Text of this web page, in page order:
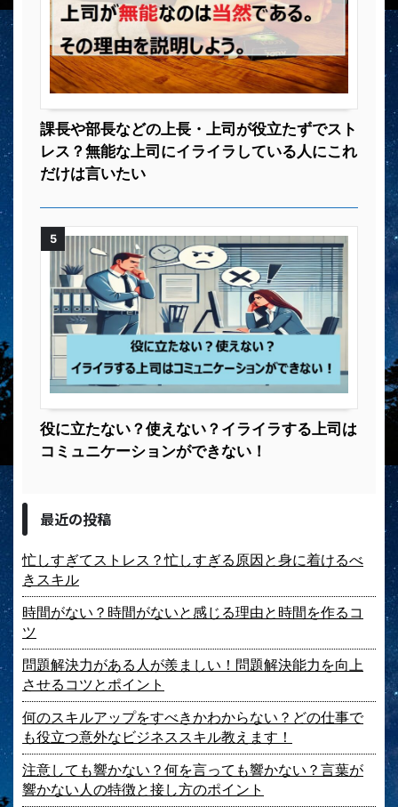
課長や部長などの上長・上司が役立たずでスト
レス？無能な上司にイライラしている人にこれ
だけは言いたい
5
役に立たない？使えない？イライラする上司は
コミュニケーションができない！
最近の投稿
忙しすぎてストレス？忙しすぎる原因と身に着けるべ
きスキル
時間がない？時間がないと感じる理由と時間を作るコ
ツ
問題解決力がある人が羨ましい！問題解決能力を向上
させるコツとポイント
何のスキルアップをすべきかわからない？どの仕事で
も役立つ意外なビジネススキル教えます！
注意しても響かない？何を言っても響かない？言葉が
響かない人の特徴と接し方のポイント